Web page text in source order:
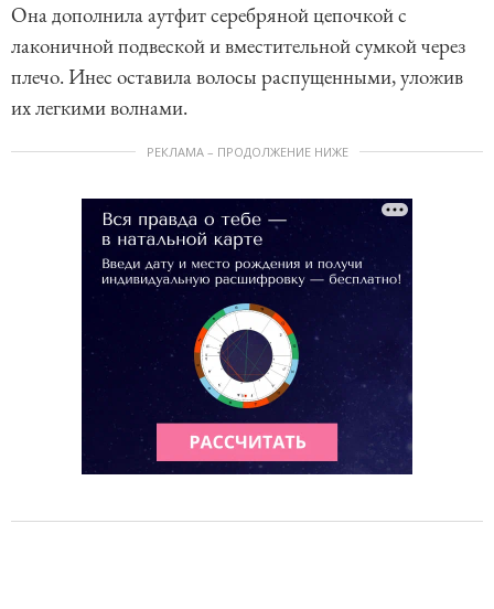
Она дополнила аутфит серебряной цепочкой с
лаконичной подвеской и вместительной сумкой через
плечо. Инес оставила волосы распущенными, уложив
их легкими волнами.
РЕКЛАМА – ПРОДОЛЖЕНИЕ НИЖЕ